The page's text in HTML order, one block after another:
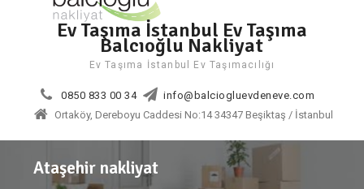
Ev Taşıma İstanbul Ev Taşıma
Balcıoğlu Nakliyat
Ev Taşıma İstanbul Ev Taşımacılığı
0850 833 00 34
info@balciogluevdeneve.com
Ortaköy, Dereboyu Caddesi No:14 34347 Beşiktaş / İstanbul
Ataşehir nakliyat